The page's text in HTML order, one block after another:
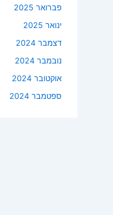
פברואר 2025
ינואר 2025
דצמבר 2024
נובמבר 2024
אוקטובר 2024
ספטמבר 2024